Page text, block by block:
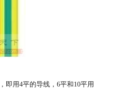
即用4平的导线，6平和10平用